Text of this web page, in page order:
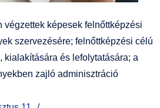
végzettek képesek felnőttképzési
szervezésére; felnőttképzési célú
kialakítására és lefolytatására; a
zajló adminisztráció